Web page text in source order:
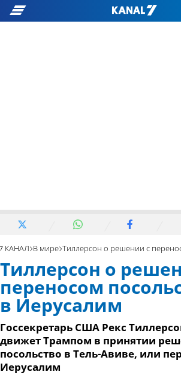
7 КАНАЛ В мире Тиллерсон о решении с переносом посольства
Тиллерсон о
переносом
в Иерусалим
Госсекретарь США Рекс
движет Трампом в принятии
посольство в Тель-Авиве, или
Иерусалим